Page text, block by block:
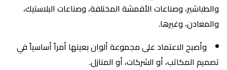
والطباشير، وصناعات الأقمشة المختلفة، وصناعات البلاستيك،
والمعادن، وغيرها.
وأصبح الاعتماد على مجموعة ألوان بعينها أمراً أساسياً في
تصميم المكاتب، أو الشركات، أو المنازل.